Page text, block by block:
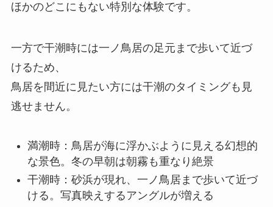
ほかのどこにもない特別な体験です。
一方で干潮時には一ノ鳥居の足元まで歩いて近づ
けるため、
鳥居を間近に見たい方には干潮のタイミングも見
逃せません。
満潮時：鳥居が海に浮かぶように見える幻想的
な景色。冬の早朝は朝霧も重なり絶景
干潮時：砂浜が現れ、一ノ鳥居まで歩いて近づ
ける。写真映えするアングルが増える